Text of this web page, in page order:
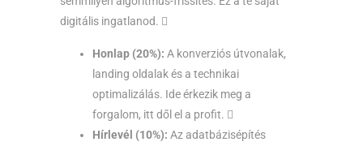
digitális ingatlanod. 
Honlap (20%): A konverziós útvonalak,
landing oldalak és a technikai
optimalizálás. Ide érkezik meg a
forgalom, itt dől el a profit. 
Hírlevél (10%): Az adatbázisépítés